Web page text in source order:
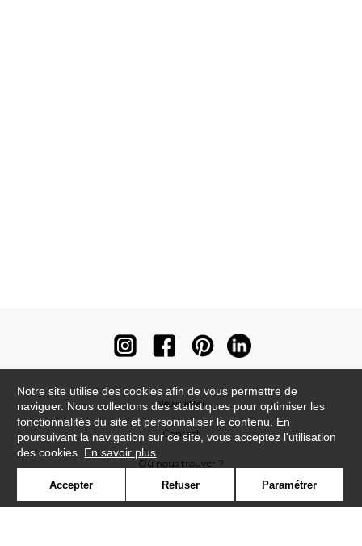
Newsletter
Contact
Où nous trouver ?
Notre site utilise des cookies afin de vous permettre de
naviguer. Nous collectons des statistiques pour optimiser les
fonctionnalités du site et personnaliser le contenu. En
poursuivant la navigation sur ce site, vous acceptez l'utilisation
des cookies. En savoir plus
Accepter Refuser Paramétrer